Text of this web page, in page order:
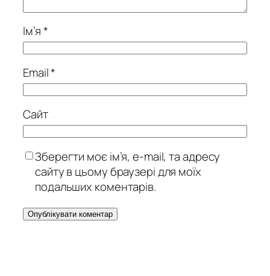
Ім’я*
Email*
Сайт
Зберегти моє ім’я, e-mail, та адресу
сайту в цьому браузері для моїх
подальших коментарів.